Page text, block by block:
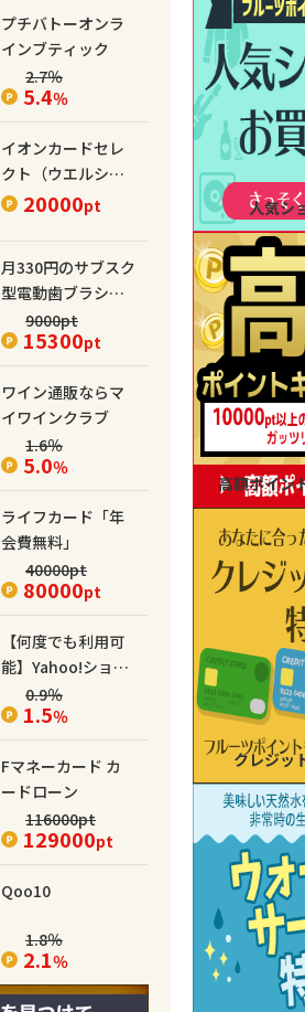
プチバトーオンラ
インブティック
2.7％
5.4％
イオンカードセレ
クト（ウエルシア
カード）
20000pt
月330円のサブスク
型電動歯ブラシ
【Dentaly】
9000pt
15300pt
ワイン通販ならマ
イワインクラブ
1.6％
5.0％
ライフカード「年
会費無料」
40000pt
80000pt
【何度でも利用可
能】Yahoo!ショッ
ピング
0.9％
1.5％
Fマネーカード カ
ードローン
116000pt
129000pt
Qoo10
1.8％
2.1％
人気シ
高額ポイン
クレジッ